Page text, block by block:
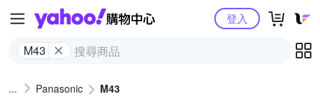
Yahoo購物中心
M43
登入
Panasonic M43